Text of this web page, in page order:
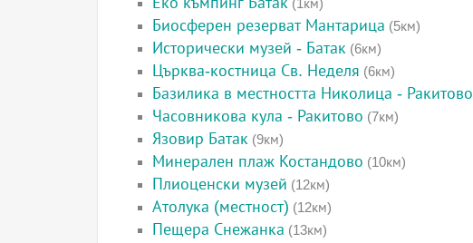
(1км)
Биосферен резерват Мантарица (5км)
Исторически музей - Батак (6км)
Църква-костница Св. Неделя (6км)
Базилика в местността Николица - Ракитово
Часовникова кула - Ракитово (7км)
Язовир Батак (9км)
Минерален плаж Костандово (10км)
Плиоценски музей (12км)
Атолука (местност) (12км)
Пещера Снежанка (13км)